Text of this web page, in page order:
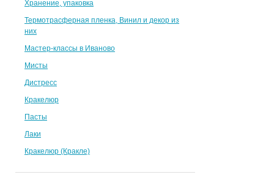
Хранение, упаковка
Термотрасферная пленка, Винил и декор из
них
Мастер-классы в Иваново
Мисты
Дистресс
Кракелюр
Пасты
Лаки
Кракелюр (Кракле)